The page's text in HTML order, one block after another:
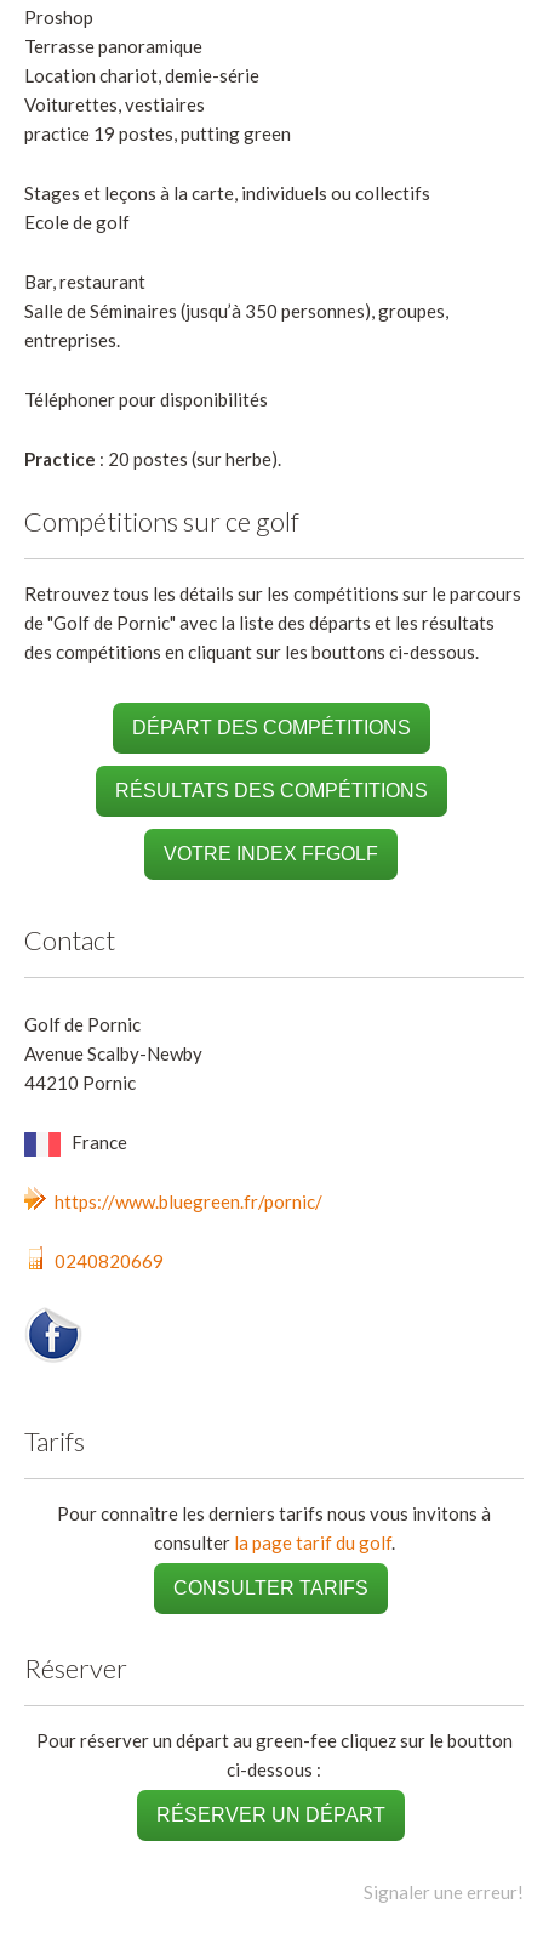
Proshop
Terrasse panoramique
Location chariot, demie-série
Voiturettes, vestiaires
practice 19 postes, putting green
Stages et leçons à la carte, individuels ou collectifs
Ecole de golf
Bar, restaurant
Salle de Séminaires (jusqu’à 350 personnes), groupes,
entreprises.
Téléphoner pour disponibilités
Practice : 20 postes (sur herbe).
Compétitions sur ce golf
Retrouvez tous les détails sur les compétitions sur le parcours
de "Golf de Pornic" avec la liste des départs et les résultats
des compétitions en cliquant sur les bouttons ci-dessous.
DÉPART DES COMPÉTITIONS
RÉSULTATS DES COMPÉTITIONS
VOTRE INDEX FFGOLF
Contact
Golf de Pornic
Avenue Scalby-Newby
44210 Pornic
France
https://www.bluegreen.fr/pornic/
0240820669
Tarifs
Pour connaitre les derniers tarifs nous vous invitons à
consulter la page tarif du golf.
CONSULTER TARIFS
Réserver
Pour réserver un départ au green-fee cliquez sur le boutton
ci-dessous :
RÉSERVER UN DÉPART
Signaler une erreur!